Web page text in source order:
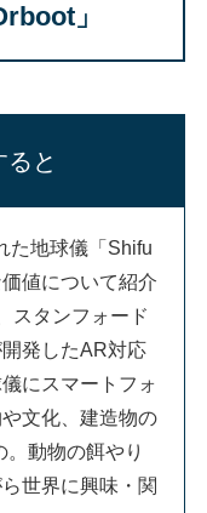
」
と
た地球儀「Shifu
値について紹介
スタンフォード
発したAR対応
にスマートフォ
文化、建造物の
動物の餌やり
世界に興味・関